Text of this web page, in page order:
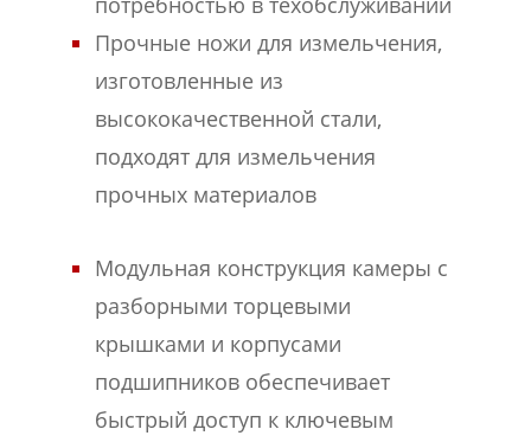
Прочные ножи для измельчения,
изготовленные из
высококачественной стали,
подходят для измельчения
прочных материалов
Модульная конструкция камеры с
разборными торцевыми
крышками и корпусами
подшипников обеспечивает
быстрый доступ к ключевым